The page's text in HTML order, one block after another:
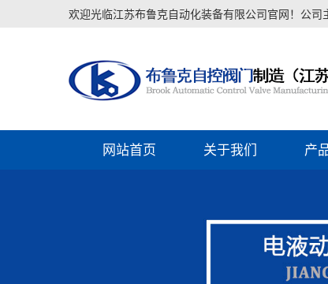
欢迎光临江苏布鲁克自动化装备有限公司官网！公
网站首页 关于我们 产